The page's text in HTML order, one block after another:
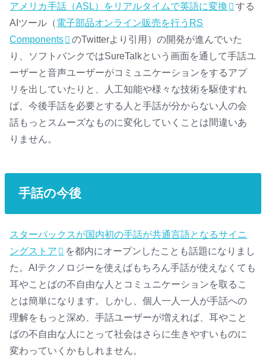
アメリカ手話（ASL）をリアルタイムで英語に変換
する
AIツール（電子部品オンライン販売を行うRS
Components
のTwitterより引用）の開発が進んでいた
り、ソフトバンクではSureTalkという画面を通して手話ユ
ーザーと音声ユーザーがコミュニケーションをするアプ
リを出していたりと、人工知能や様々な技術を駆使すれ
ば、今後手話を必要とする人と手話が分からない人の会
話もっとスムーズなものに変化していくことは間違いあ
りません。
手話の今後
スターバックスが国内初の手話が共通言語となるサイニ
ングストア
を都内にオープンしたことも話題になりまし
た。AIテクノロジーを使えばもちろん手話が使えなくても
耳やことばの不自由な人とコミュニケーションを取るこ
とは簡単になります。しかし、個人一人一人が手話への
理解をもっと深め、手話ユーザーが増えれば、耳やこと
ばの不自由な人にとって社会はさらに生きやすいものに
変わっていくかもしれません。